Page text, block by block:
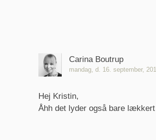
Carina Boutrup
mandag, d. 16. september,
Hej Kristin,
Åhh det lyder også bare